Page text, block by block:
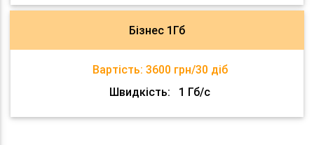
Бізнес 1Гб
Вартість: 3600 грн/30 діб
Швидкість:
1 Гб/с